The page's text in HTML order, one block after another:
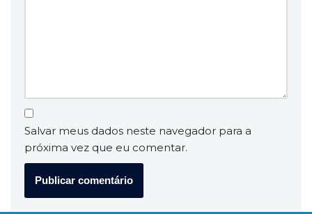
Salvar meus dados neste navegador para a
próxima vez que eu comentar.